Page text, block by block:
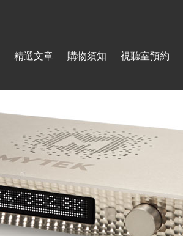
精選文章 購物須知 視聽室預約